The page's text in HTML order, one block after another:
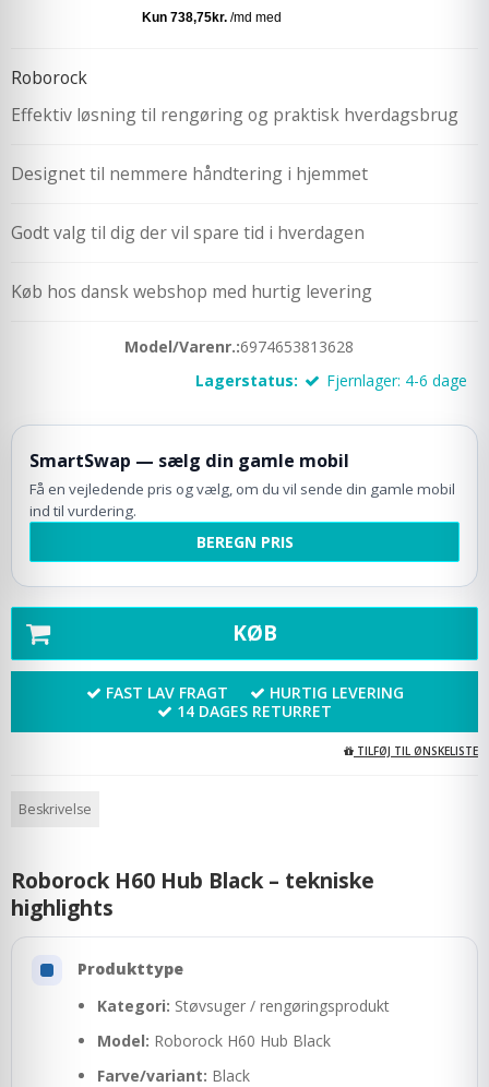
Roborock
Effektiv løsning til rengøring og praktisk hverdagsbrug
Designet til nemmere håndtering i hjemmet
Godt valg til dig der vil spare tid i hverdagen
Køb hos dansk webshop med hurtig levering
Model/Varenr.:6974653813628
Lagerstatus:
Fjernlager: 4-6 dage
SmartSwap — sælg din gamle mobil
Få en vejledende pris og vælg, om du vil sende din gamle mobil
ind til vurdering.
BEREGN PRIS
KØB
FAST LAV FRAGT
HURTIG LEVERING
14 DAGES RETURRET
TILFØJ TIL ØNSKELISTE
Beskrivelse
Roborock H60 Hub Black – tekniske
highlights
Produkttype
Kategori: Støvsuger / rengøringsprodukt
Model: Roborock H60 Hub Black
Farve/variant: Black